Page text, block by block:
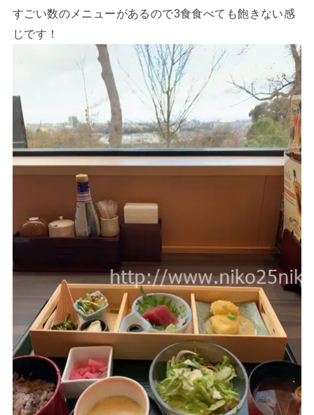
すごい数のメニューがあるので3食食べても飽きない感
じです！